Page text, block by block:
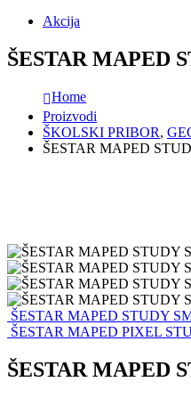
Akcija
ŠESTAR MAPED
Home
Proizvodi
ŠKOLSKI PRIBOR,
ŠESTAR MAPED
ŠESTAR MAPED STUDY
ŠESTAR MAPED PIXEL
ŠESTAR MAPED